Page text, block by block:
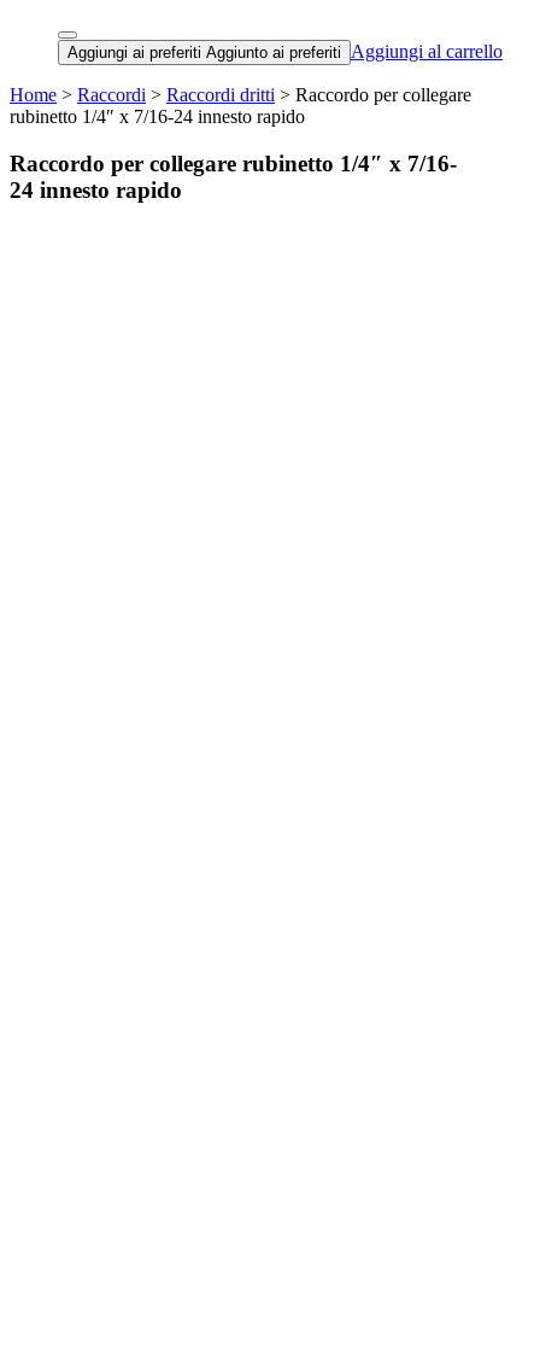
Aggiungi ai preferiti Aggiunto ai preferiti Aggiungi al carrello
Home > Raccordi > Raccordi dritti > Raccordo per collegare
rubinetto 1/4″ x 7/16-24 innesto rapido
Raccordo per collegare rubinetto 1/4″ x 7/16-
24 innesto rapido